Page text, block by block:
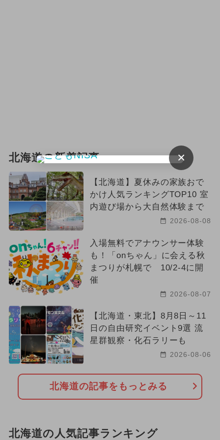
2026年9月のイベント ハロウィン
2024年2月のイベント
2024年6月のイベント
夏休み（日帰り）
2025年2月のイベント クリスマス
冬休み 春休み
2024年10月のイベント
2023年12月のイベント
2025年6月のイベント
2026年10月のイベント
2026年6月のイベント
北海道の新着記事
【北海道】夏休みの家族おで
かけ人気ランキングTOP10 室
内遊び場から大自然体験まで
2026-08-08
入場無料でアナウンサー体験
も！「onちゃん」に会える秋
まつりが札幌で 10/2-4に開
催
2026-08-07
【北海道・東北】8月8日～11
日の自由研究イベント9選 流
星群観察・化石ラリーも
2026-08-06
北海道の記事をもっとみる
北海道の人気記事ランキング
×